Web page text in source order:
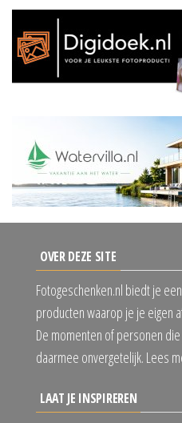
OVER DEZE SITE
Fotogeschenken.nl biedt je
producten waarop je je eigen
De momenten of personen
daarmee onvergetelijk. Lees
LAAT JE INSPIREREN